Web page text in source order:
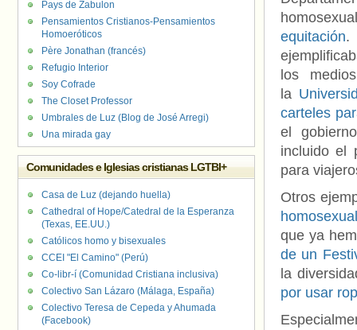
equitación.
los
la
carteles
el
incluido el
para
Otros
que ya
de un
la
por usar
Pays de Zabulon
Pensamientos Cristianos-Pensamientos
Homoeróticos
Père Jonathan (francés)
Refugio Interior
Soy Cofrade
The Closet Professor
Umbrales de Luz (Blog de José Arregi)
Una mirada gay
Comunidades e Iglesias cristianas LGTBI+
Casa de Luz (dejando huella)
Cathedral of Hope/Catedral de la Esperanza
(Texas, EE.UU.)
Católicos homo y bisexuales
CCEI "El Camino" (Perú)
Co-libr-í (Comunidad Cristiana inclusiva)
Colectivo San Lázaro (Málaga, España)
Colectivo Teresa de Cepeda y Ahumada
(Facebook)